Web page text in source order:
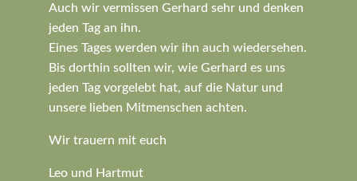
Auch wir vermissen Gerhard sehr und denken
jeden Tag an ihn.
Eines Tages werden wir ihn auch wiedersehen.
Bis dorthin sollten wir, wie Gerhard es uns
jeden Tag vorgelebt hat, auf die Natur und
unsere lieben Mitmenschen achten.
Wir trauern mit euch
Leo und Hartmut